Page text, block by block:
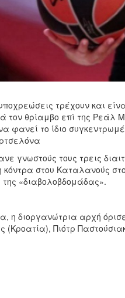
τρέχουν και
τον θρίαμβο επί της Ρεάλ
φανεί το ίδιο
γνωστούς τους τρεις
κόντρα στου Καταλανούς
«διαβολοβδομάδας».
η διοργανώτρια αρχή
(Κροατία), Πιότρ